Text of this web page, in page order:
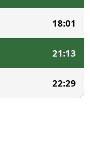
18:01
21:13
22:29